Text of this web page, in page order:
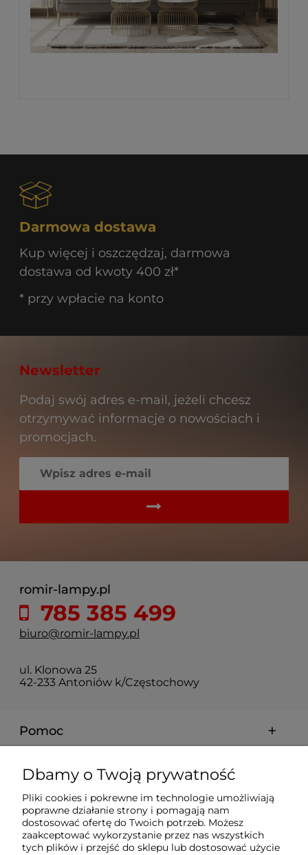
Darmowa dostawa
Kup więcej i oszczędzaj, darmowa
dostawa od kwoty 400 zł*
* przy wpłacie na konto
Newsletter
Podaj swój adres e-mail, jeżeli chcesz
otrzymywać informacje o nowościach i
promocjach.
romir-lampy.pl
785 385 499
biuro@romir-lampy.pl
ul. Klonowa 25
42-233 Antoniów k/Częstochowy
Pomoc
Moje konto
Płatności i dostawa
Informacje
Dbamy o Twoją prywatność
Pliki cookies i pokrewne im technologie umożliwiają
poprawne działanie strony i pomagają nam
dostosować ofertę do Twoich potrzeb. Możesz
zaakceptować wykorzystanie przez nas wszystkich
tych plików i przejść do sklepu lub dostosować użycie